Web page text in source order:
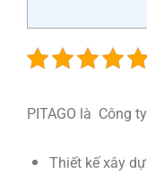
PITAGO là Công
Thiết kế xây